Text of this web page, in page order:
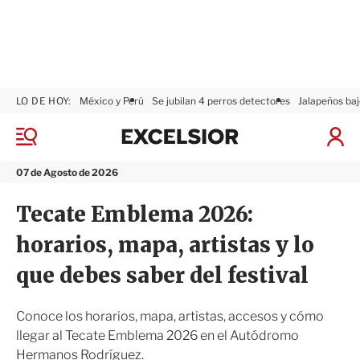
M
n
07 de Agosto de 2026
LO DE HOY: México y Perú Se jubilan 4 perros detectores Jalapeños
I
x
s
i
o
r
Tecate Emblema 2026:
horarios, mapa, artistas y lo
que debes saber del festival
Conoce los horarios, mapa, artistas, accesos y cómo
llegar al Tecate Emblema 2026 en el Autódromo
Hermanos Rodríguez.